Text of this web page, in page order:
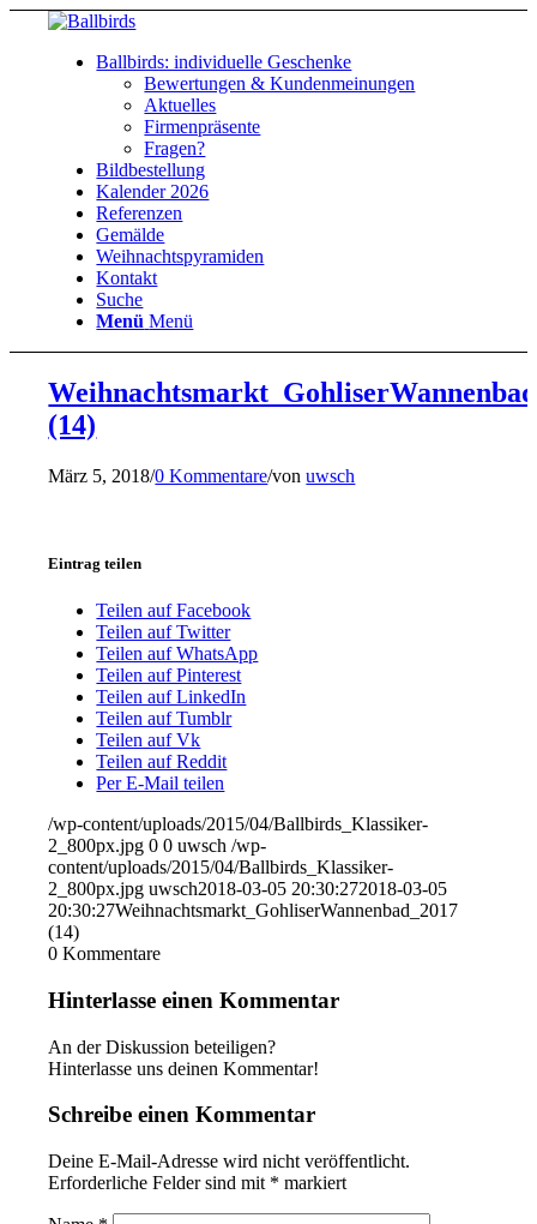
Ballbirds: individuelle Geschenke
Bewertungen & Kundenmeinungen
Aktuelles
Firmenpräsente
Fragen?
Bildbestellung
Kalender 2026
Referenzen
Gemälde
Weihnachtspyramiden
Kontakt
Suche
Menü Menü
(14)
März 5, 2018/0 Kommentare/vonuwsch
Eintrag teilen
Teilen auf Facebook
Teilen auf Twitter
Teilen auf WhatsApp
Teilen auf Pinterest
Teilen auf LinkedIn
Teilen auf Tumblr
Teilen auf Vk
Teilen auf Reddit
Per E-Mail teilen
/wp-content/uploads/2015/04/Ballbirds_Klassiker-
2_800px.jpg 0 0 uwsch /wp-
content/uploads/2015/04/Ballbirds_Klassiker-
2_800px.jpg uwsch2018-03-05 20:30:272018-03-05
20:30:27Weihnachtsmarkt_GohliserWannenbad_2017
(14)
0 Kommentare
Hinterlasse einen Kommentar
An der Diskussion beteiligen?
Hinterlasse uns deinen Kommentar!
Schreibe einen Kommentar
Deine E-Mail-Adresse wird nicht veröffentlicht.
Erforderliche Felder sind mit * markiert